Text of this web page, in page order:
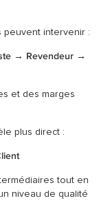
peuvent intervenir :
→ Revendeur →
et des marges
plus direct :
tout en
niveau de qualité